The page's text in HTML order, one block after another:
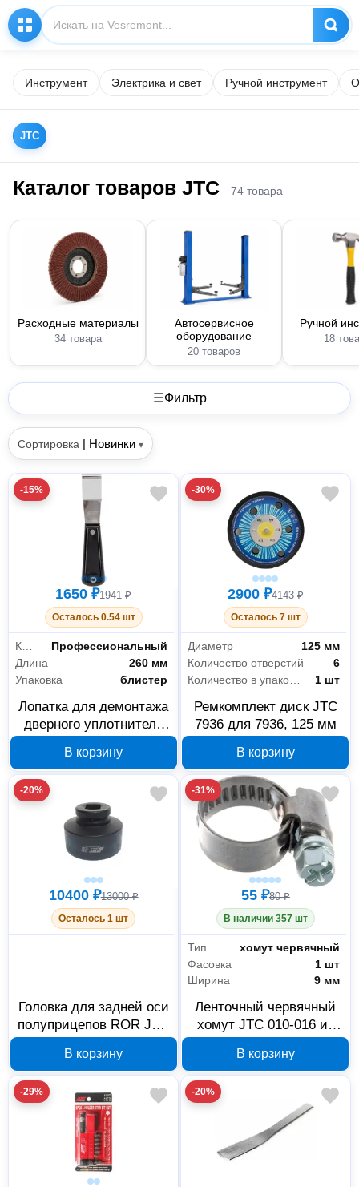
Инструмент Электрика и свет Ручной инструмент
JTC
Каталог товаров JTC 74 товара
Расходные материалы
34 товара
Автосервисное
оборудование
20 товаров
Ручной
18
☰Фильтр
Сортировка | Новинки ▾
-15%
1650 ₽1941 ₽
Осталось 0.54 шт
Профессиональный
Длина
260 мм
Упаковка
блистер
Лопатка для демонтажа
дверного уплотнителя
В корзину
-30%
2900 ₽4143 ₽
Осталось 7 шт
Диаметр
125 мм
Количество отверстий
6
Количество в упаковке
1 шт
Ремкомплект диск JTC
7936 для 7936, 125 мм
В корзину
-20%
10400 ₽13000 ₽
Осталось 1 шт
Головка для задней оси
полуприцепов ROR JTC
В корзину
-31%
55 ₽80 ₽
В наличии 357 шт
Тип
хомут червячный
Фасовка
1 шт
Ширина
9 мм
Ленточный червячный
хомут JTC 010-016 из
16 мм
В корзину
-29% -20%